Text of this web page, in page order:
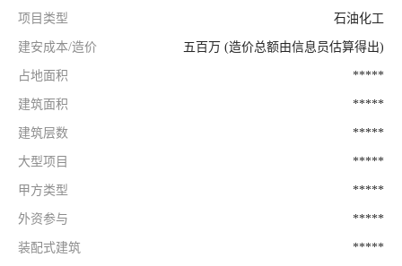
项目类型 石油化工
建安成本/造价 五百万 (造价总额由信息员估算得出)
占地面积 *****
建筑面积 *****
建筑层数 *****
大型项目 *****
甲方类型 *****
外资参与 *****
装配式建筑 *****